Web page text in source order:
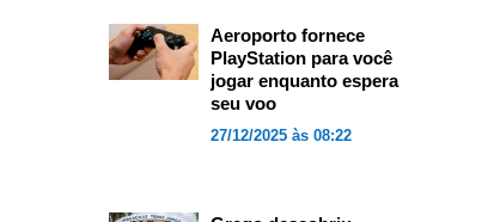
Aeroporto fornece
PlayStation para você
jogar enquanto espera
seu voo
27/12/2025 às 08:22